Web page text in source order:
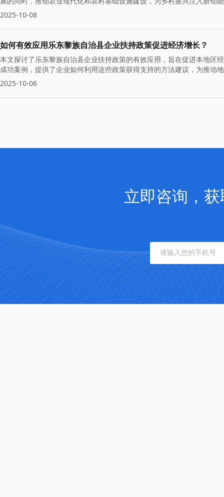
2025-10-08
如何有效应用乐东黎族自治县企业扶持政策促进经济增长？
本文探讨了乐东黎族自治县企业扶持政策的有效应用，旨在促进本地区
成功案例，提供了企业如何利用这些政策获得支持的方法建议，为推动
2025-10-06
立即咨询，